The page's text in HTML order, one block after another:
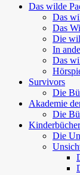
Das wilde
Das
Das
Die
In
Das
Survivors
Die
Akademie
Die
Kinderbücher
Die